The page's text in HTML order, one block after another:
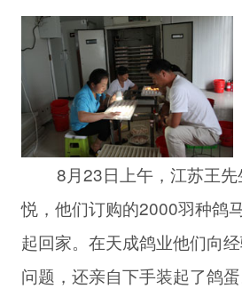
8月23日上午，江苏王先
悦，他们订购的2000羽种鸽
起回家。在天成鸽业他们向
问题，还亲自下手装起了鸽蛋